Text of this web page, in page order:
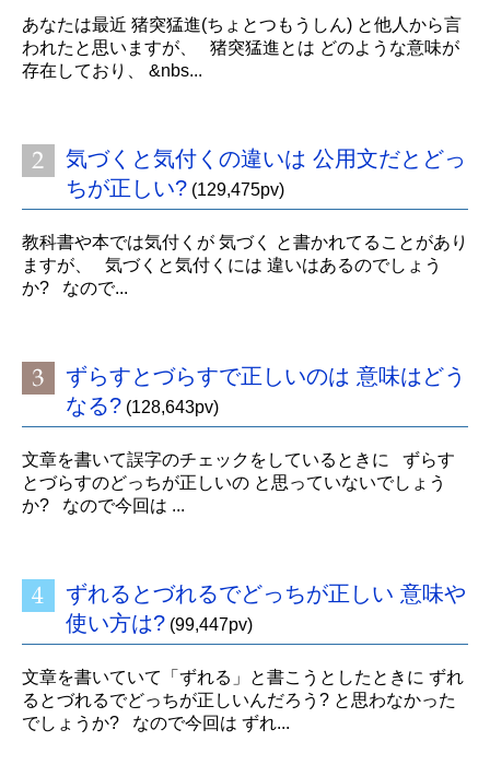
あなたは最近 猪突猛進(ちょとつもうしん) と他人から言
われたと思いますが、 猪突猛進とは どのような意味が
存在しており、 &nbs...
気づくと気付くの違いは 公用文だとどっ
ちが正しい? (129,475pv)
教科書や本では気付くが 気づく と書かれてることがあり
ますが、 気づくと気付くには 違いはあるのでしょう
か? なので...
ずらすとづらすで正しいのは 意味はどう
なる? (128,643pv)
文章を書いて誤字のチェックをしているときに ずらす
とづらすのどっちが正しいの と思っていないでしょう
か? なので今回は ...
ずれるとづれるでどっちが正しい 意味や
使い方は? (99,447pv)
文章を書いていて「ずれる」と書こうとしたときに ずれ
るとづれるでどっちが正しいんだろう? と思わなかった
でしょうか? なので今回は ずれ...